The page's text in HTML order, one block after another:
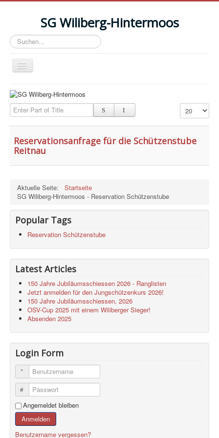
SG Wiliberg-Hintermoos
Suchen...
Toggle
Navigation
News
Anlässe/Events
Resultate
Schiessplatz Reitnau
Photos
Enter Part of Title Anzeige #
Reservationsanfrage für die Schützenstube
Reitnau
Aktuelle Seite:
Startseite
SG Wiliberg-Hintermoos - Reservation Schützenstube
Popular Tags
Reservation Schützenstube
Latest Articles
150 Jahre Jubiläumsschiessen 2026 - Ranglisten
Jetzt anmelden für den Jungschützenkurs 2026!
150 Jahre Jubiläumsschiessen, 2026
OSV-Cup 2025 mit einem Wiliberger Sieger!
Absenden 2025
Login Form
Benutzername
Passwort
Angemeldet bleiben
Anmelden
Benutzername vergessen?